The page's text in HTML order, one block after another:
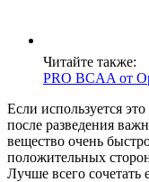
Читайте также:
PRO BCAA от
Если используется
после разведения
вещество очень
положительных
Лучше всего сочетать